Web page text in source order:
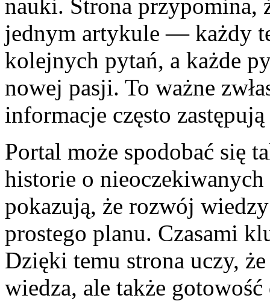
nauki. Strona przypomina,
jednym artykule — każdy
kolejnych pytań, a każde
nowej pasji. To ważne
informacje często
Portal może spodobać się
historie o
pokazują, że rozwój
prostego planu. Czasami
Dzięki temu strona uczy,
wiedza, ale także gotowość